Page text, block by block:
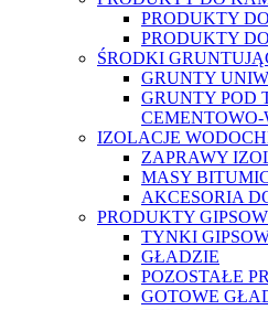
PRODUKTY
PRODUKTY
ŚRODKI
GRUNTY
GRUNTY POD
CEMENTOWO-
IZOLACJE
ZAPRAWY
MASY
AKCESORIA
PRODUKTY
TYNKI
GŁADZIE
POZOSTAŁE
GOTOWE